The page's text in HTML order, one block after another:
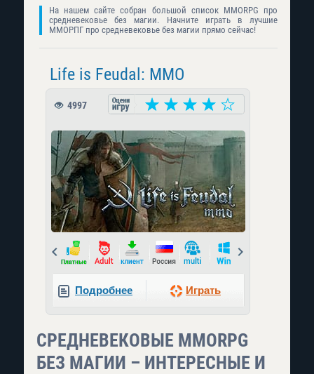
На нашем сайте собран большой список MMORPG про
средневековье без магии. Начните играть в лучшие
ММОРПГ про средневековье без магии прямо сейчас!
Life is Feudal: MMO
4997
Prev
Подробнее Играть
СРЕДНЕВЕКОВЫЕ MMORPG
БЕЗ МАГИИ – ИНТЕРЕСНЫЕ И